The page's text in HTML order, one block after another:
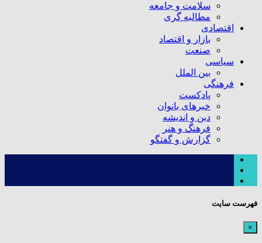
سلامت و جامعه
مطالبه گری
اقتصادی
بازار و اقتصاد
صنعت
سیاسی
بین الملل
فرهنگی
پادکست
خبرهای بانوان
دین و اندیشه
فرهنگ و هنر
گزارش و گفتگو
فهرست سایت
×